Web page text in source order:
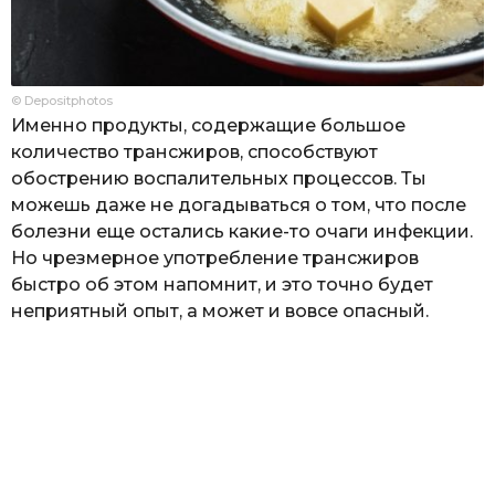
© Depositphotos
Именно продукты, содержащие большое
количество трансжиров, способствуют
обострению воспалительных процессов. Ты
можешь даже не догадываться о том, что после
болезни еще остались какие-то очаги инфекции.
Но чрезмерное употребление трансжиров
быстро об этом напомнит, и это точно будет
неприятный опыт, а может и вовсе опасный.